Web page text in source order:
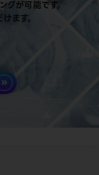
が可能です。
ます。